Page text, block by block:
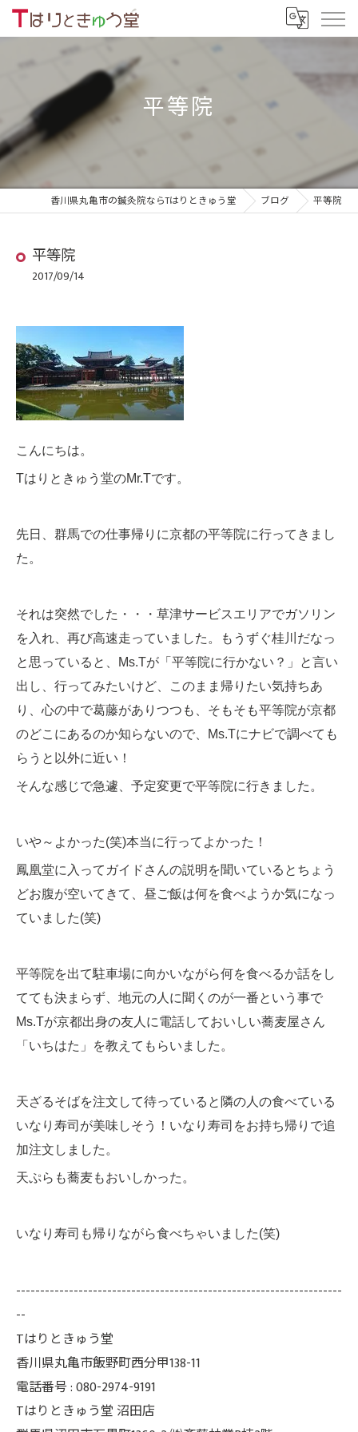
平等院
香川県丸亀市の鍼灸院ならTはりときゅう堂 ブログ 平等院
平等院
2017/09/14
こんにちは。
Tはりときゅう堂のMr.Tです。
先日、群馬での仕事帰りに京都の平等院に行ってきまし
た。
それは突然でした・・・草津サービスエリアでガソリン
を入れ、再び高速走っていました。もうずぐ桂川だなっ
と思っていると、Ms.Tが「平等院に行かない？」と言い
出し、行ってみたいけど、このまま帰りたい気持ちあ
り、心の中で葛藤がありつつも、そもそも平等院が京都
のどこにあるのか知らないので、Ms.Tにナビで調べても
らうと以外に近い！
そんな感じで急遽、予定変更で平等院に行きました。
いや～よかった(笑)本当に行ってよかった！
鳳凰堂に入ってガイドさんの説明を聞いているとちょう
どお腹が空いてきて、昼ご飯は何を食べようか気になっ
ていました(笑)
平等院を出て駐車場に向かいながら何を食べるか話をし
てても決まらず、地元の人に聞くのが一番という事で
Ms.Tが京都出身の友人に電話しておいしい蕎麦屋さん
「いちはた」を教えてもらいました。
天ざるそばを注文して待っていると隣の人の食べている
いなり寿司が美味しそう！いなり寿司をお持ち帰りで追
加注文しました。
天ぷらも蕎麦もおいしかった。
いなり寿司も帰りながら食べちゃいました(笑)
--------------------------------------------------------------------
--
Tはりときゅう堂
香川県丸亀市飯野町西分甲138-11
電話番号 : 080-2974-9191
Tはりときゅう堂 沼田店